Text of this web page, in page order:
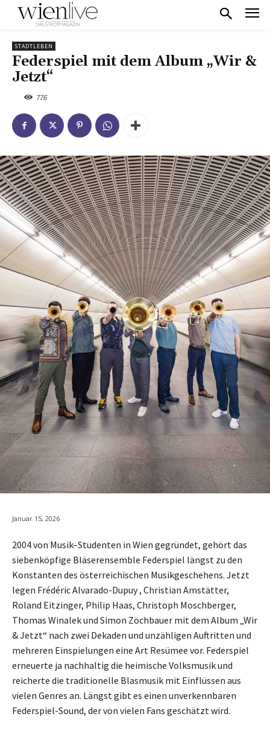
STADTLEBEN
Federspiel mit dem Album „Wir &
Jetzt“
776
Januar 15, 2026
2004 von Musik–Studenten in Wien gegründet, gehört das
siebenköpfige Bläserensemble Federspiel längst zu den
Konstanten des österreichischen Musikgeschehens. Jetzt
legen Frédéric Alvarado-Dupuy , Christian Amstätter,
Roland Eitzinger, Philip Haas, Christoph Moschberger,
Thomas Winalek und Simon Zöchbauer mit dem Album „Wir
& Jetzt“ nach zwei Dekaden und unzähligen Auftritten und
mehreren Einspielungen eine Art Resümee vor. Federspiel
erneuerte ja nachhaltig die heimische Volksmusik und
reicherte die traditionelle Blasmusik mit Einflüssen aus
vielen Genres an. Längst gibt es einen unverkennbaren
Federspiel-Sound, der von vielen Fans geschätzt wird.